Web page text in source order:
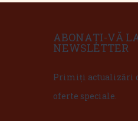
ABONAȚI-VĂ
NEWSLETTER
Primiți actualizări
oferte speciale.